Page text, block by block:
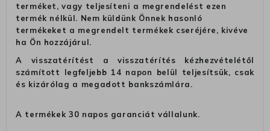
terméket, vagy teljesíteni a megrendelést ezen
termék nélkül. Nem küldünk Önnek hasonló
termékeket a megrendelt termékek cseréjére, kivéve
ha Ön hozzájárul.
A visszatérítést a visszatérítés kézhezvételétől
számított legfeljebb 14 napon belül teljesítsük, csak
és kizárólag a megadott bankszámlára.
A termékek 30 napos garanciát vállalunk.